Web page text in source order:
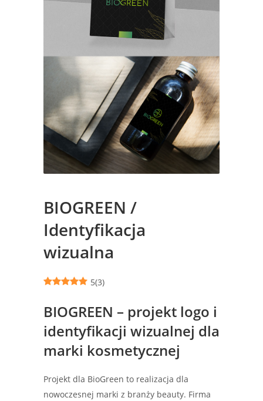
BIOGREEN /
Identyfikacja
wizualna
5(3)
BIOGREEN – projekt logo i
identyfikacji wizualnej dla
marki kosmetycznej
Projekt dla BioGreen to realizacja dla
nowoczesnej marki z branży beauty. Firma